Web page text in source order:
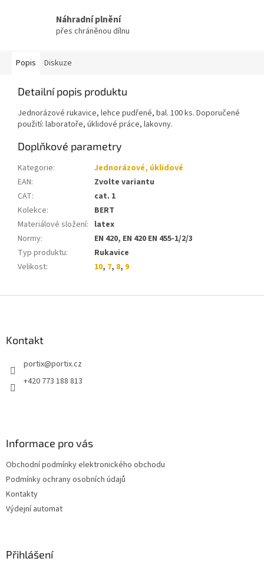
Náhradní plnění
přes chráněnou dílnu
Popis Diskuze
Detailní popis produktu
Jednorázové rukavice, lehce pudřené, bal. 100 ks. Doporučené
použití: laboratoře, úklidové práce, lakovny.
Doplňkové parametry
Kategorie:
Jednorázové, úklidové
EAN:
Zvolte variantu
CAT:
cat. 1
Kolekce:
BERT
Materiálové složení: latex
Normy:
EN 420, EN 420 EN 455-1/2/3
Typ produktu:
Rukavice
Velikost: 10, 7, 8, 9
Kontakt
portix@portix.cz
+420 773 188 813
Informace pro vás
Obchodní podmínky elektronického obchodu
Podmínky ochrany osobních údajů
Kontakty
Výdejní automat
Přihlášení